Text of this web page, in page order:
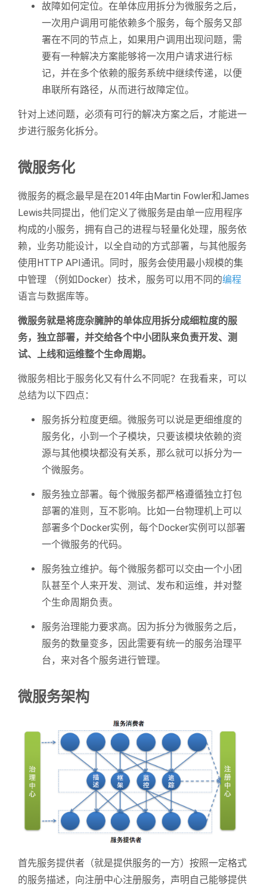
故障如何定位。在单体应用拆分为微服务之后，
一次用户调用可能依赖多个服务，每个服务又部
署在不同的节点上，如果用户调用出现问题，需
要有一种解决方案能够将一次用户请求进行标
记，并在多个依赖的服务系统中继续传递，以便
串联所有路径，从而进行故障定位。
针对上述问题，必须有可行的解决方案之后，才能进一
步进行服务化拆分。
微服务化
微服务的概念最早是在2014年由Martin Fowler和James
Lewis共同提出，他们定义了微服务是由单一应用程序
构成的小服务，拥有自己的进程与轻量化处理，服务依
赖，业务功能设计，以全自动的方式部署，与其他服务
使用HTTP API通讯。同时，服务会使用最小规模的集
中管理 （例如Docker）技术，服务可以用不同的编程
语言与数据库等。
微服务就是将庞杂臃肿的单体应用拆分成细粒度的服
务，独立部署，并交给各个中小团队来负责开发、测
试、上线和运维整个生命周期。
微服务相比于服务化又有什么不同呢？在我看来，可以
总结为以下四点：
服务拆分粒度更细。微服务可以说是更细维度的
服务化，小到一个子模块，只要该模块依赖的资
源与其他模块都没有关系，那么就可以拆分为一
个微服务。
服务独立部署。每个微服务都严格遵循独立打包
部署的准则，互不影响。比如一台物理机上可以
部署多个Docker实例，每个Docker实例可以部署
一个微服务的代码。
服务独立维护。每个微服务都可以交由一个小团
队甚至个人来开发、测试、发布和运维，并对整
个生命周期负责。
服务治理能力要求高。因为拆分为微服务之后，
服务的数量变多，因此需要有统一的服务治理平
台，来对各个服务进行管理。
微服务架构
首先服务提供者（就是提供服务的一方）按照一定格式
的服务描述，向注册中心注册服务，声明自己能够提供